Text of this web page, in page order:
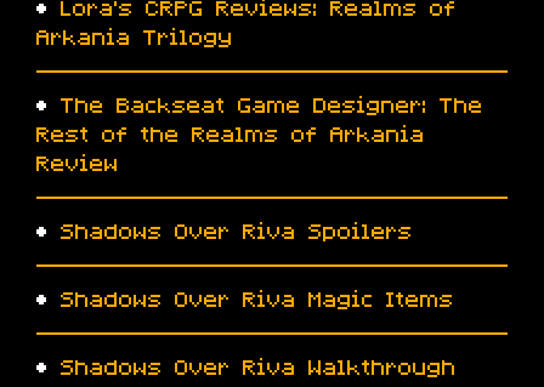
• Lora’s CRPG Reviews: Realms of
Arkania Trilogy
• The Backseat Game Designer: The
Rest of the Realms of Arkania
Review
• Shadows Over Riva Spoilers
• Shadows Over Riva Magic Items
• Shadows Over Riva Walkthrough